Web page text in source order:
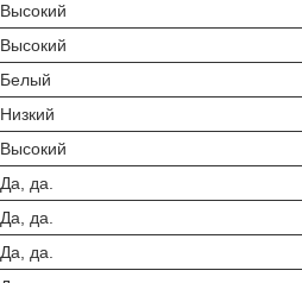
Высокий
Высокий
Белый
Низкий
Высокий
Да, да.
Да, да.
Да, да.